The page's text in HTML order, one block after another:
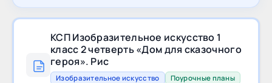
КСП Изобразительное искусство 1
класс 2 четверть «Дом для сказочного
героя». Рис
Изобразительное искусство
Поурочные планы